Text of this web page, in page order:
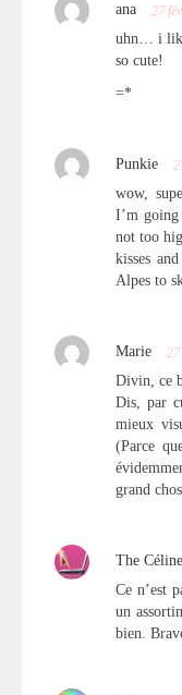
ana 27
uhn… i
so cute!
=*
Punkie
wow,
I’m
not too
kisses
Alpes to
Marie
Divin, ce
Dis, par
mieux
(Parce
grand
The
Ce n’est
un
bien.